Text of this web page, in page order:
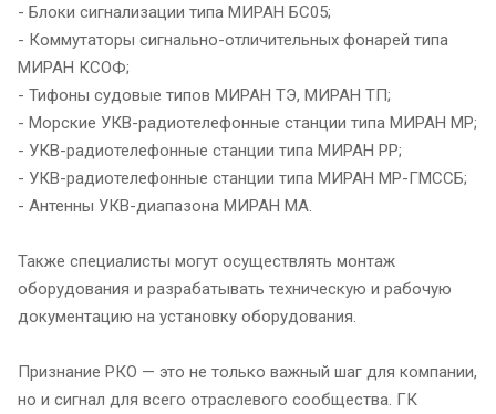
- Блоки сигнализации типа МИРАН БС05;
- Коммутаторы сигнально-отличительных фонарей типа
МИРАН КСОФ;
- Тифоны судовые типов МИРАН ТЭ, МИРАН ТП;
- Морские УКВ-радиотелефонные станции типа МИРАН МР;
- УКВ-радиотелефонные станции типа МИРАН РР;
- УКВ-радиотелефонные станции типа МИРАН МР-ГМССБ;
- Антенны УКВ-диапазона МИРАН МА.
Также специалисты могут осуществлять монтаж
оборудования и разрабатывать техническую и рабочую
документацию на установку оборудования.
Признание РКО — это не только важный шаг для компании,
но и сигнал для всего отраслевого сообщества. ГК